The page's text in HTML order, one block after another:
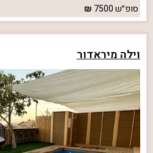
סופ״ש7500
וילה מיראדור